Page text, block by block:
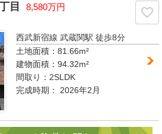
目 8,580万円
西武新宿線 武蔵関駅徒歩8分
土地面積：81.66m²
建物面積：94.32m²
間取り： 2SLDK
完成時期： 2026年2月